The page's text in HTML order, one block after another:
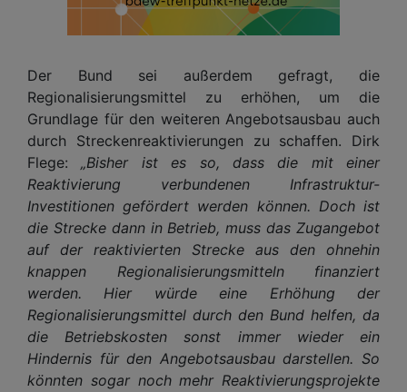
Der Bund sei außerdem gefragt, die
Regionalisierungsmittel zu erhöhen, um die
Grundlage für den weiteren Angebotsausbau auch
durch Streckenreaktivierungen zu schaffen. Dirk
Flege: „Bisher ist es so, dass die mit einer
Reaktivierung verbundenen Infrastruktur-
Investitionen gefördert werden können. Doch ist
die Strecke dann in Betrieb, muss das Zugangebot
auf der reaktivierten Strecke aus den ohnehin
knappen Regionalisierungsmitteln finanziert
werden. Hier würde eine Erhöhung der
Regionalisierungsmittel durch den Bund helfen, da
die Betriebskosten sonst immer wieder ein
Hindernis für den Angebotsausbau darstellen. So
könnten sogar noch mehr Reaktivierungsprojekte